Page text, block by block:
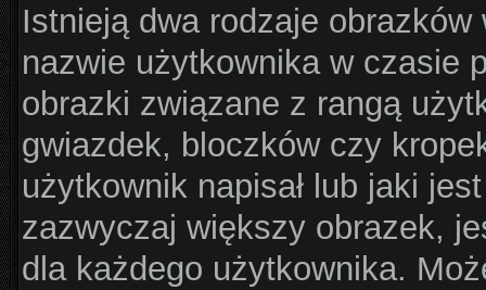
Istnieją dwa rodzaje
nazwie użytkownika w czasie
obrazki związane z rangą
gwiazdek, bloczków czy
użytkownik napisał lub jaki
zazwyczaj większy obrazek,
dla każdego użytkownika.